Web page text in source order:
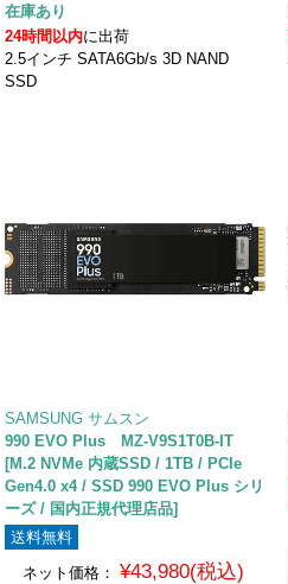
在庫あり
24時間以内に出荷
2.5インチ SATA6Gb/s 3D NAND
SSD
SAMSUNG サムスン
990 EVO Plus MZ-V9S1T0B-IT
[M.2 NVMe 内蔵SSD / 1TB / PCIe
Gen4.0 x4 / SSD 990 EVO Plus シリ
ーズ / 国内正規代理店品]
送料無料
ネット価格： ¥43,980(税込)